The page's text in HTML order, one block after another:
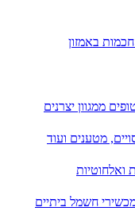
חכמות באמזון
ממגוון יצרנים
מטענים ועוד
ואלחוטיות
חשמל ביתיים